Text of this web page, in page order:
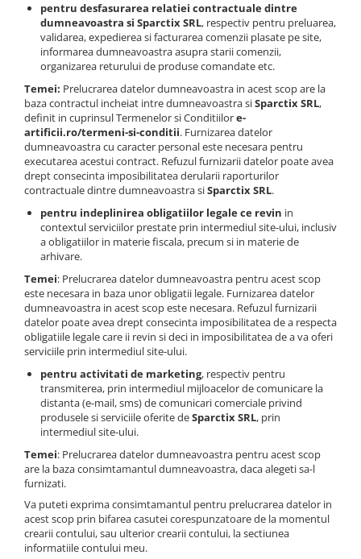
pentru desfasurarea relatiei contractuale dintre
dumneavoastra si Sparctix SRL, respectiv pentru preluarea,
validarea, expedierea si facturarea comenzii plasate pe site,
informarea dumneavoastra asupra starii comenzii,
organizarea returului de produse comandate etc.
Temei: Prelucrarea datelor dumneavoastra in acest scop are la
baza contractul incheiat intre dumneavoastra siSparctix SRL,
definit in cuprinsul Termenelor si Conditiilore-
artificii.ro/termeni-si-conditii. Furnizarea datelor
dumneavoastra cu caracter personal este necesara pentru
executarea acestui contract. Refuzul furnizarii datelor poate avea
drept consecinta imposibilitatea derularii raporturilor
contractuale dintre dumneavoastra siSparctix SRL.
pentru indeplinirea obligatiilor legale ce revin in
contextul serviciilor prestate prin intermediul site-ului, inclusiv
a obligatiilor in materie fiscala, precum si in materie de
arhivare.
Temei: Prelucrarea datelor dumneavoastra pentru acest scop
este necesara in baza unor obligatii legale. Furnizarea datelor
dumneavoastra in acest scop este necesara. Refuzul furnizarii
datelor poate avea drept consecinta imposibilitatea de a respecta
obligatiile legale care ii revin si deci in imposibilitatea de a va oferi
serviciile prin intermediul site-ului.
pentru activitati de marketing, respectiv pentru
transmiterea, prin intermediul mijloacelor de comunicare la
distanta (e-mail, sms) de comunicari comerciale privind
produsele si serviciile oferite deSparctix SRL, prin
intermediul site-ului.
Temei: Prelucrarea datelor dumneavoastra pentru acest scop
are la baza consimtamantul dumneavoastra, daca alegeti sa-l
furnizati.
Va puteti exprima consimtamantul pentru prelucrarea datelor in
acest scop prin bifarea casutei corespunzatoare de la momentul
crearii contului, sau ulterior crearii contului, la sectiunea
informatiile contului meu.